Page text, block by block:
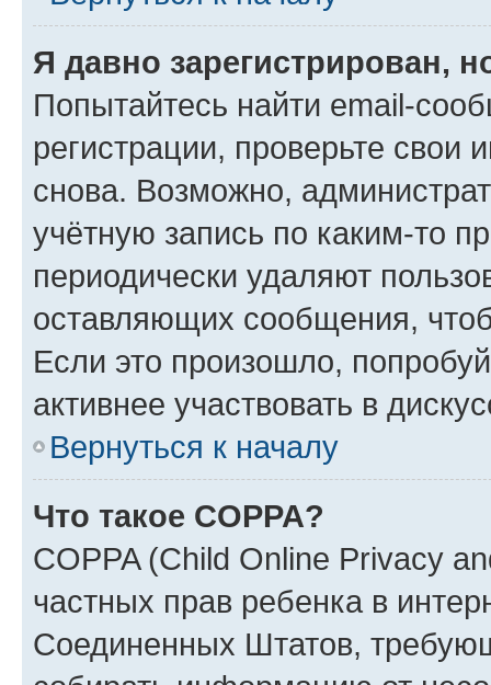
Я давно зарегистрирован,
Попытайтесь найти email-
регистрации, проверьте свои
снова. Возможно,
учётную запись по каким-то
периодически удаляют
оставляющих сообщения,
Если это произошло,
активнее участвовать в
Вернуться к началу
Что такое COPPA?
COPPA (Child Online Privacy
частных прав ребенка в
Соединенных Штатов,